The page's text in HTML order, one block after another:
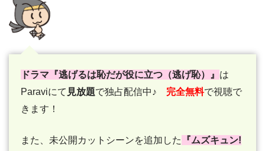
ドラマ『逃げるは恥だが役に立つ（逃げ恥）』 は
Paraviにて 見放題で独占配信中♪ 完全無料で視聴で
きます！
また、未公開カットシーンを追加した
『ムズキュン!